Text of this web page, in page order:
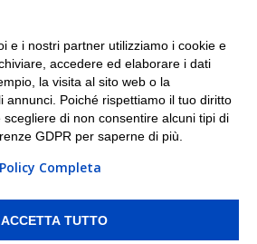
e spedizione pacchi nelle
città italiane
|Bologna|Firenze| Genova
Napoli|Varese
| REA: RM 1494760 | Cap.Soc.: 50.000€ |
|Privacy |Preferenze Cookies
e i nostri partner utilizziamo i cookie e
accedere ed elaborare i dati
la visita al sito web o la
annunci. Poiché rispettiamo il tuo diritto
scegliere di non consentire alcuni tipi di
GDPR per saperne di più.
Completa
ACCETTA TUTTO